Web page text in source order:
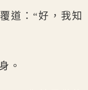
道：“好，我知
。